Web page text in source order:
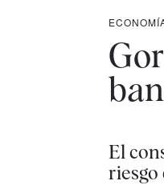
El
riesgo